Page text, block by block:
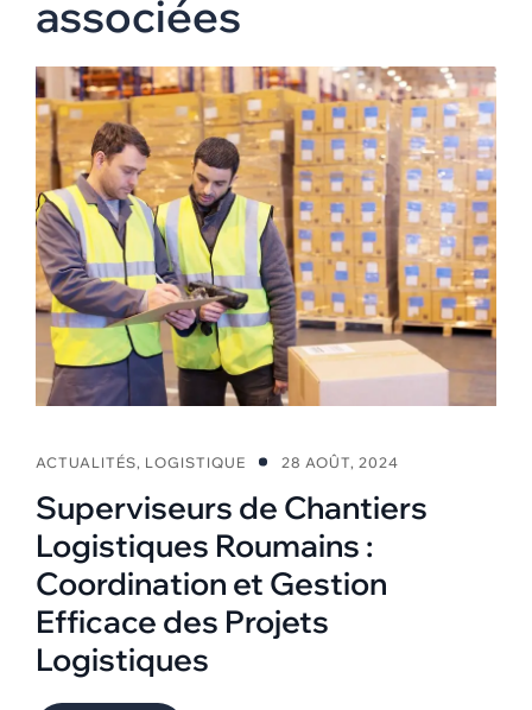
associées
ACTUALITÉS, LOGISTIQUE 28 AOÛT, 2024
Superviseurs de Chantiers
Logistiques Roumains :
Coordination et Gestion
Efficace des Projets
Logistiques